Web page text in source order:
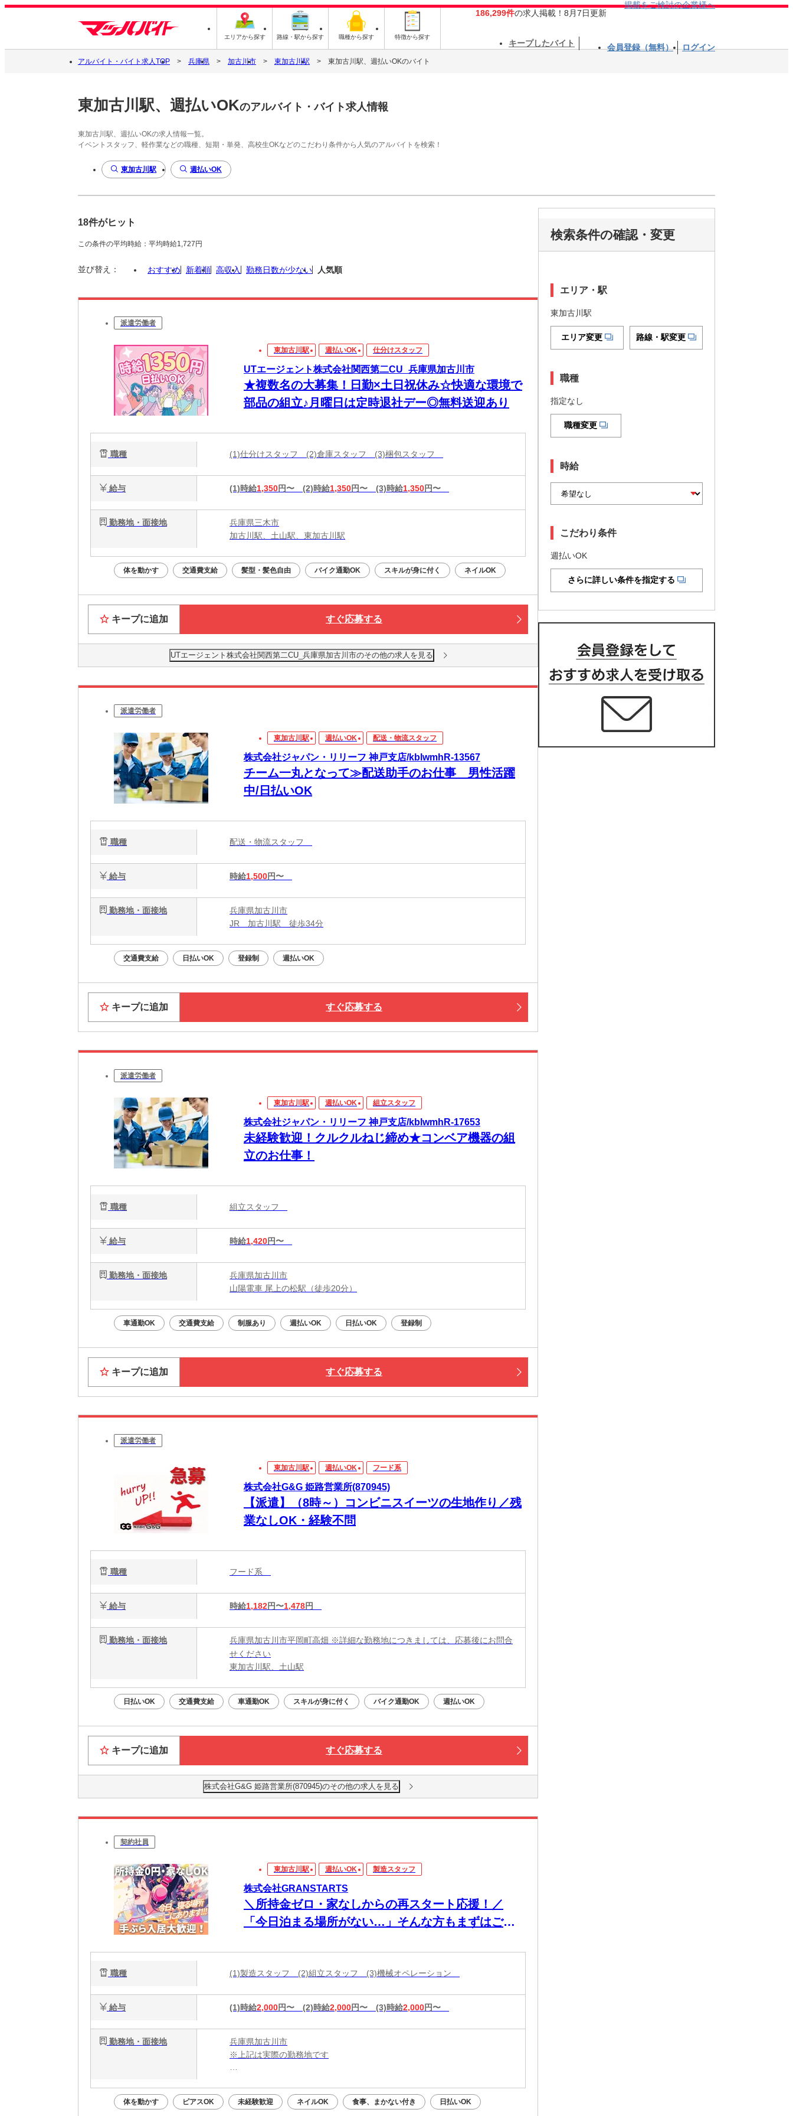
エリアから探す 路線・駅から探す 職種から探す 特徴から探す
186,299件の求人掲載！8月7日更新
掲載をご検討の企業様へ
キープしたバイト 会員登録（無料） ログイン
アルバイト・バイト求人TOP 兵庫県 加古川市 東加古川駅 東加古川駅、週払いOKのバイト
東加古川駅、週払いOKのアルバイト・バイト求人情報
東加古川駅、週払いOKの求人情報一覧。
イベントスタッフ、軽作業などの職種、短期・単発、高校生OKなどのこだわり条件から人気のアルバイトを検索！
東加古川駅 週払いOK
18件がヒット
この条件の平均時給：平均時給1,727円
並び替え： おすすめ 新着順 高収入 勤務日数が少ない 人気順
派遣労働者
東加古川駅 週払いOK 仕分けスタッフ
UTエージェント株式会社関西第二CU_兵庫県加古川市
★複数名の大募集！日勤×土日祝休み☆快適な環境で
部品の組立♪月曜日は定時退社デー◎無料送迎あり
職種 (1)仕分けスタッフ (2)倉庫スタッフ (3)梱包スタッフ
給与 (1)時給1,350円〜 (2)時給1,350円〜 (3)時給1,350円〜
勤務地・面接地
兵庫県三木市
加古川駅、土山駅、東加古川駅
体を動かす 交通費支給 髪型・髪色自由 バイク通勤OK スキルが身に付く ネイルOK
キープに追加 すぐ応募する
UTエージェント株式会社関西第二CU_兵庫県加古川市のその他の求人を見る
派遣労働者
東加古川駅 週払いOK 配送・物流スタッフ
株式会社ジャパン・リリーフ 神戸支店/kblwmhR-13567
チーム一丸となって≫配送助手のお仕事 男性活躍
中/日払いOK
職種 配送・物流スタッフ
給与 時給1,500円〜
勤務地・面接地
兵庫県加古川市
JR 加古川駅 徒歩34分
交通費支給 日払いOK 登録制 週払いOK
キープに追加 すぐ応募する
派遣労働者
東加古川駅 週払いOK 組立スタッフ
株式会社ジャパン・リリーフ 神戸支店/kblwmhR-17653
未経験歓迎！クルクルねじ締め★コンベア機器の組
立のお仕事！
職種 組立スタッフ
給与 時給1,420円〜
勤務地・面接地
兵庫県加古川市
山陽電車 尾上の松駅（徒歩20分）
車通勤OK 交通費支給 制服あり 週払いOK 日払いOK 登録制
キープに追加 すぐ応募する
派遣労働者
東加古川駅 週払いOK フード系
株式会社G&G 姫路営業所(870945)
【派遣】（8時～）コンビニスイーツの生地作り／残
業なしOK・経験不問
職種 フード系
給与 時給1,182円〜1,478円
勤務地・面接地
兵庫県加古川市平岡町高畑 ※詳細な勤務地につきましては、応募後にお問合
せください
東加古川駅、土山駅
日払いOK 交通費支給 車通勤OK スキルが身に付く バイク通勤OK 週払いOK
キープに追加 すぐ応募する
株式会社G&G 姫路営業所(870945)のその他の求人を見る
契約社員
東加古川駅 週払いOK 製造スタッフ
株式会社GRANSTARTS
＼所持金ゼロ・家なしからの再スタート応援！／
「今日泊まる場所がない…」そんな方もまずはご相
能◎働く場所も
職種 (1)製造スタッフ (2)組立スタッフ (3)機械オペレーション
給与 (1)時給2,000円〜 (2)時給2,000円〜 (3)時給2,000円〜
勤務地・面接地
兵庫県加古川市
※上記は実際の勤務地です
体を動かす ピアスOK 未経験歓迎 ネイルOK 食事、まかない付き 日払いOK
検索条件の確認・変更
エリア・駅
東加古川駅
エリア変更 路線・駅変更
職種
指定なし
職種変更
時給
こだわり条件
週払いOK
さらに詳しい条件を指定する